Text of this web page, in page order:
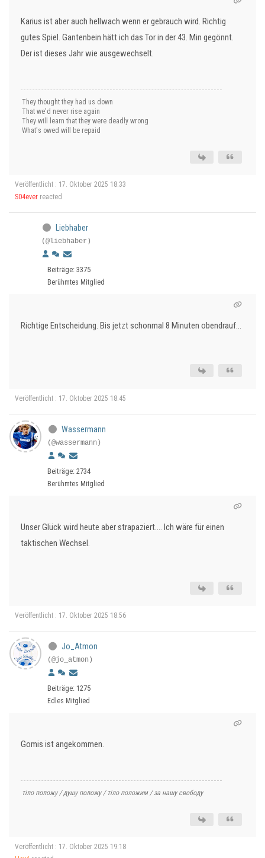
Karius ist aber auch hellwach wenn er gebrauch wird. Richtig
gutes Spiel. Gantenbein hätt ich das Tor in der 43. Min gegönnt.
Der ist dieses Jahr wie ausgewechselt.
They thought they had us down
That we'd never rise again
They will learn that they were deadly wrong
What's owed will be repaid
Veröffentlicht : 17. Oktober 2025 18:33
S04ever reacted
Liebhaber
(@liebhaber)
Beiträge: 3375
Berühmtes Mitglied
Richtige Entscheidung. Bis jetzt schonmal 8 Minuten obendrauf...
Veröffentlicht : 17. Oktober 2025 18:45
Wassermann
(@wassermann)
Beiträge: 2734
Berühmtes Mitglied
Unser Glück wird heute aber strapaziert…. Ich wäre für einen
taktischen Wechsel.
Veröffentlicht : 17. Oktober 2025 18:56
Jo_Atmon
(@jo_atmon)
Beiträge: 1275
Edles Mitglied
Gomis ist angekommen.
тіло положу / душу положу / тіло положим / за нашу свободу
Veröffentlicht : 17. Oktober 2025 19:18